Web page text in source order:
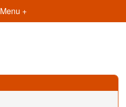
Menu +